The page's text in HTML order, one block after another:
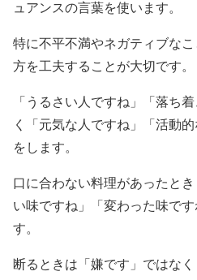
ュアンスの言葉を使います。
特に不平不満やネガティブな
方を工夫することが大切です。
「うるさい人ですね」「落ち
く「元気な人ですね」「活動
をします。
口に合わない料理があったと
い味ですね」「変わった味で
す。
断るときは「嫌です」ではな